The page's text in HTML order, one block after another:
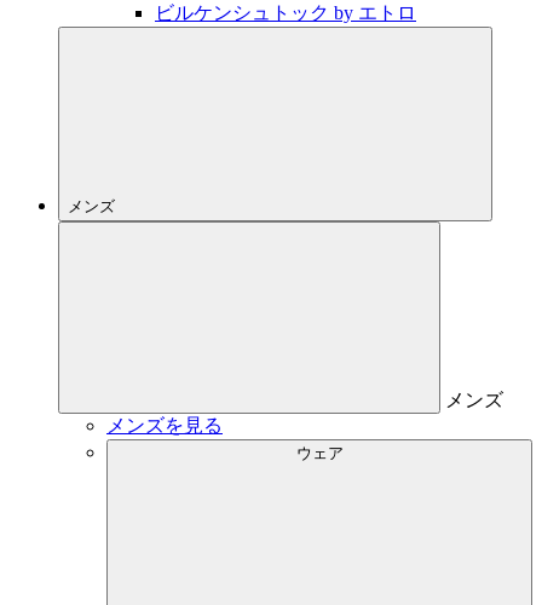
ビルケンシュトック by エトロ
メンズ
メンズ
メンズを見る
ウェア